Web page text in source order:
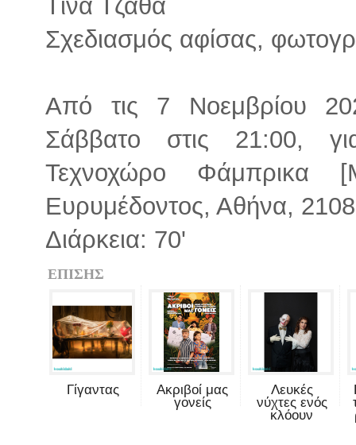
Τίνα Τζάθα
Σχεδιασμός αφίσας,
Από τις 7 Νοεμβρίου
Σάββατο στις 21:00,
Τεχνοχώρο Φάμπρικα
Ευρυμέδοντος, Αθήνα,
Διάρκεια: 70'
ΕΠΙΣΗΣ
Γίγαντας
Ακριβοί μας
γονείς
Λευκές
νύχτες ενός
κλόουν